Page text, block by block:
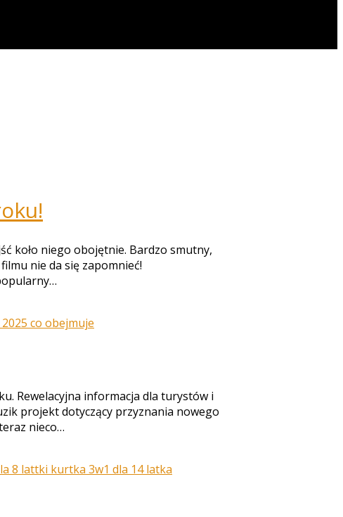
koło niego obojętnie. Bardzo smutny,
nie da się zapomnieć!
Rewelacyjna informacja dla turystów i
projekt dotyczący przyznania nowego
nieco…